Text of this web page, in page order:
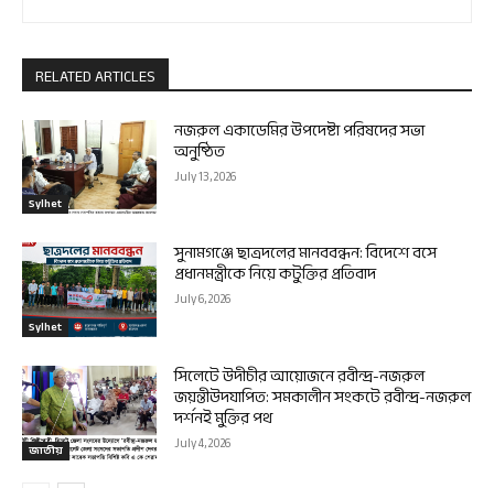
RELATED ARTICLES
Sylhet
নজরুল একাডেমির উপদেষ্টা পরিষদের সভা
অনুষ্ঠিত
July 13, 2026
Sylhet
সুনামগঞ্জে ছাত্রদলের মানববন্ধন: বিদেশে বসে
প্রধানমন্ত্রীকে নিয়ে কটুক্তির প্রতিবাদ
July 6, 2026
জাতীয়
সিলেটে উদীচীর আয়োজনে রবীন্দ্র-নজরুল
জয়ন্তীউদযাপিত: সমকালীন সংকটে রবীন্দ্র-নজরুল
দর্শনই মুক্তির পথ
July 4, 2026